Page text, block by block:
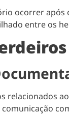
ocorrer
entre os
relacionados